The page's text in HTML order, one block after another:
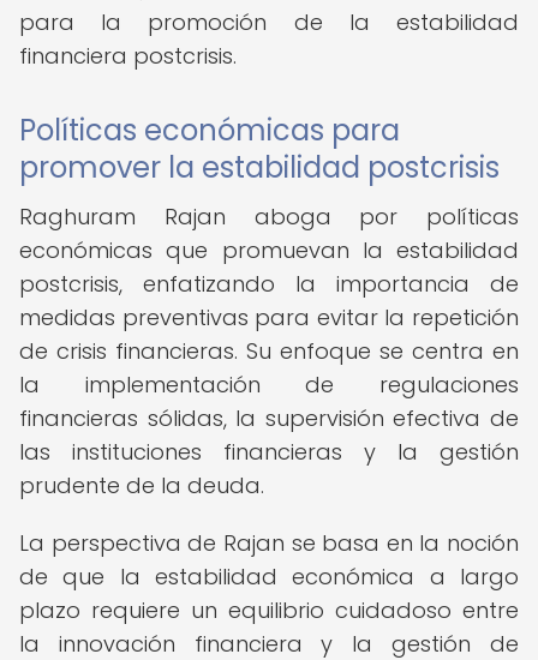
para la promoción de la estabilidad
financiera postcrisis.
Políticas económicas para
promover la estabilidad postcrisis
Raghuram Rajan aboga por políticas
económicas que promuevan la estabilidad
postcrisis, enfatizando la importancia de
medidas preventivas para evitar la repetición
de crisis financieras. Su enfoque se centra en
la implementación de regulaciones
financieras sólidas, la supervisión efectiva de
las instituciones financieras y la gestión
prudente de la deuda.
La perspectiva de Rajan se basa en la noción
de que la estabilidad económica a largo
plazo requiere un equilibrio cuidadoso entre
la innovación financiera y la gestión de